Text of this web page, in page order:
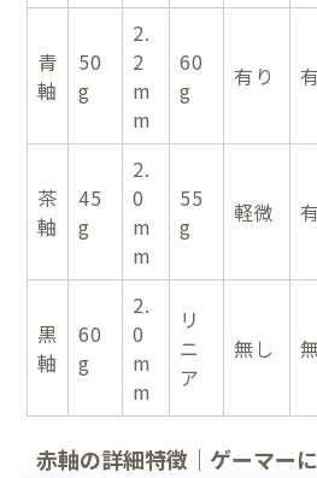
青
軸
50
g
2.
2
m
m
60
g
有り
茶
軸
45
g
2.
0
m
m
55
g
軽微
黒
軸
60
g
2.
0
m
m
リ
ニ
ア
無し
赤軸の詳細特徴｜ゲーマー